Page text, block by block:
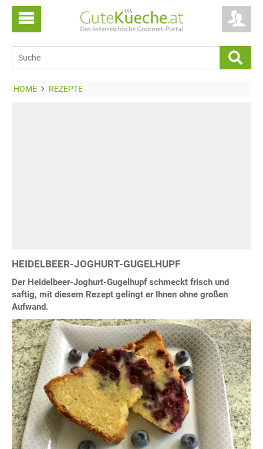
HOME REZEPTE
HEIDELBEER-JOGHURT-GUGELHUPF
Der Heidelbeer-Joghurt-Gugelhupf schmeckt frisch und
saftig, mit diesem Rezept gelingt er Ihnen ohne großen
Aufwand.